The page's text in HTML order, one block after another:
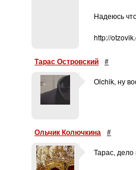
Надеюсь
http://
Тарас Островский #
Olchik, ну
Ольчик Колючкина #
Тарас, дело